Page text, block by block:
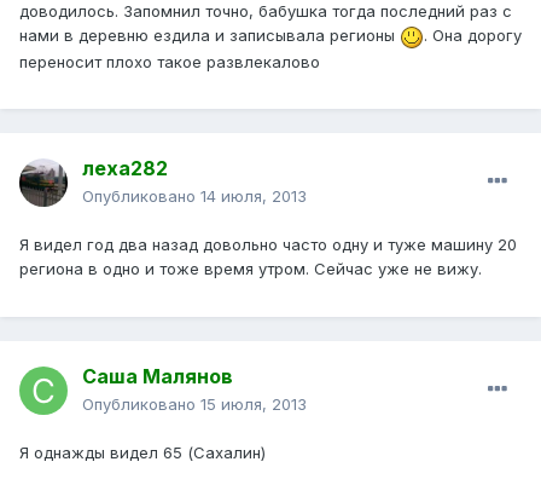
доводилось. Запомнил точно, бабушка тогда последний раз с
нами в деревню ездила и записывала регионы
. Она дорогу
переносит плохо такое развлекалово
леха282
Опубликовано 14 июля, 2013
Я видел год два назад довольно часто одну и туже машину 20
региона в одно и тоже время утром. Сейчас уже не вижу.
Саша Малянов
Опубликовано 15 июля, 2013
Я однажды видел 65 (Сахалин)